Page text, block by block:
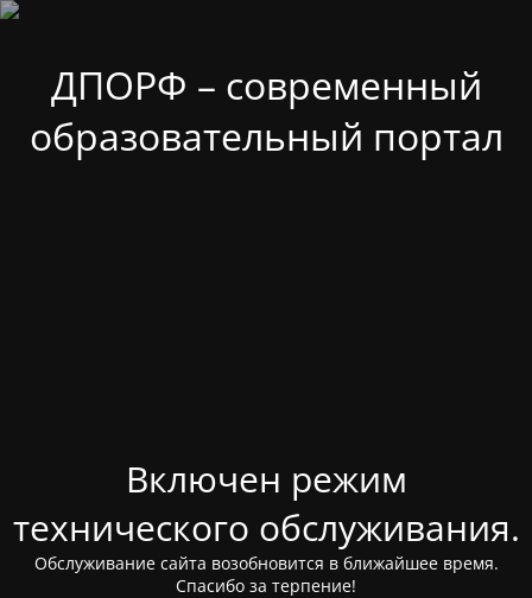
ДПОРФ – современный
образовательный портал
Включен режим
технического обслуживания.
Обслуживание сайта возобновится в ближайшее время.
Спасибо за терпение!